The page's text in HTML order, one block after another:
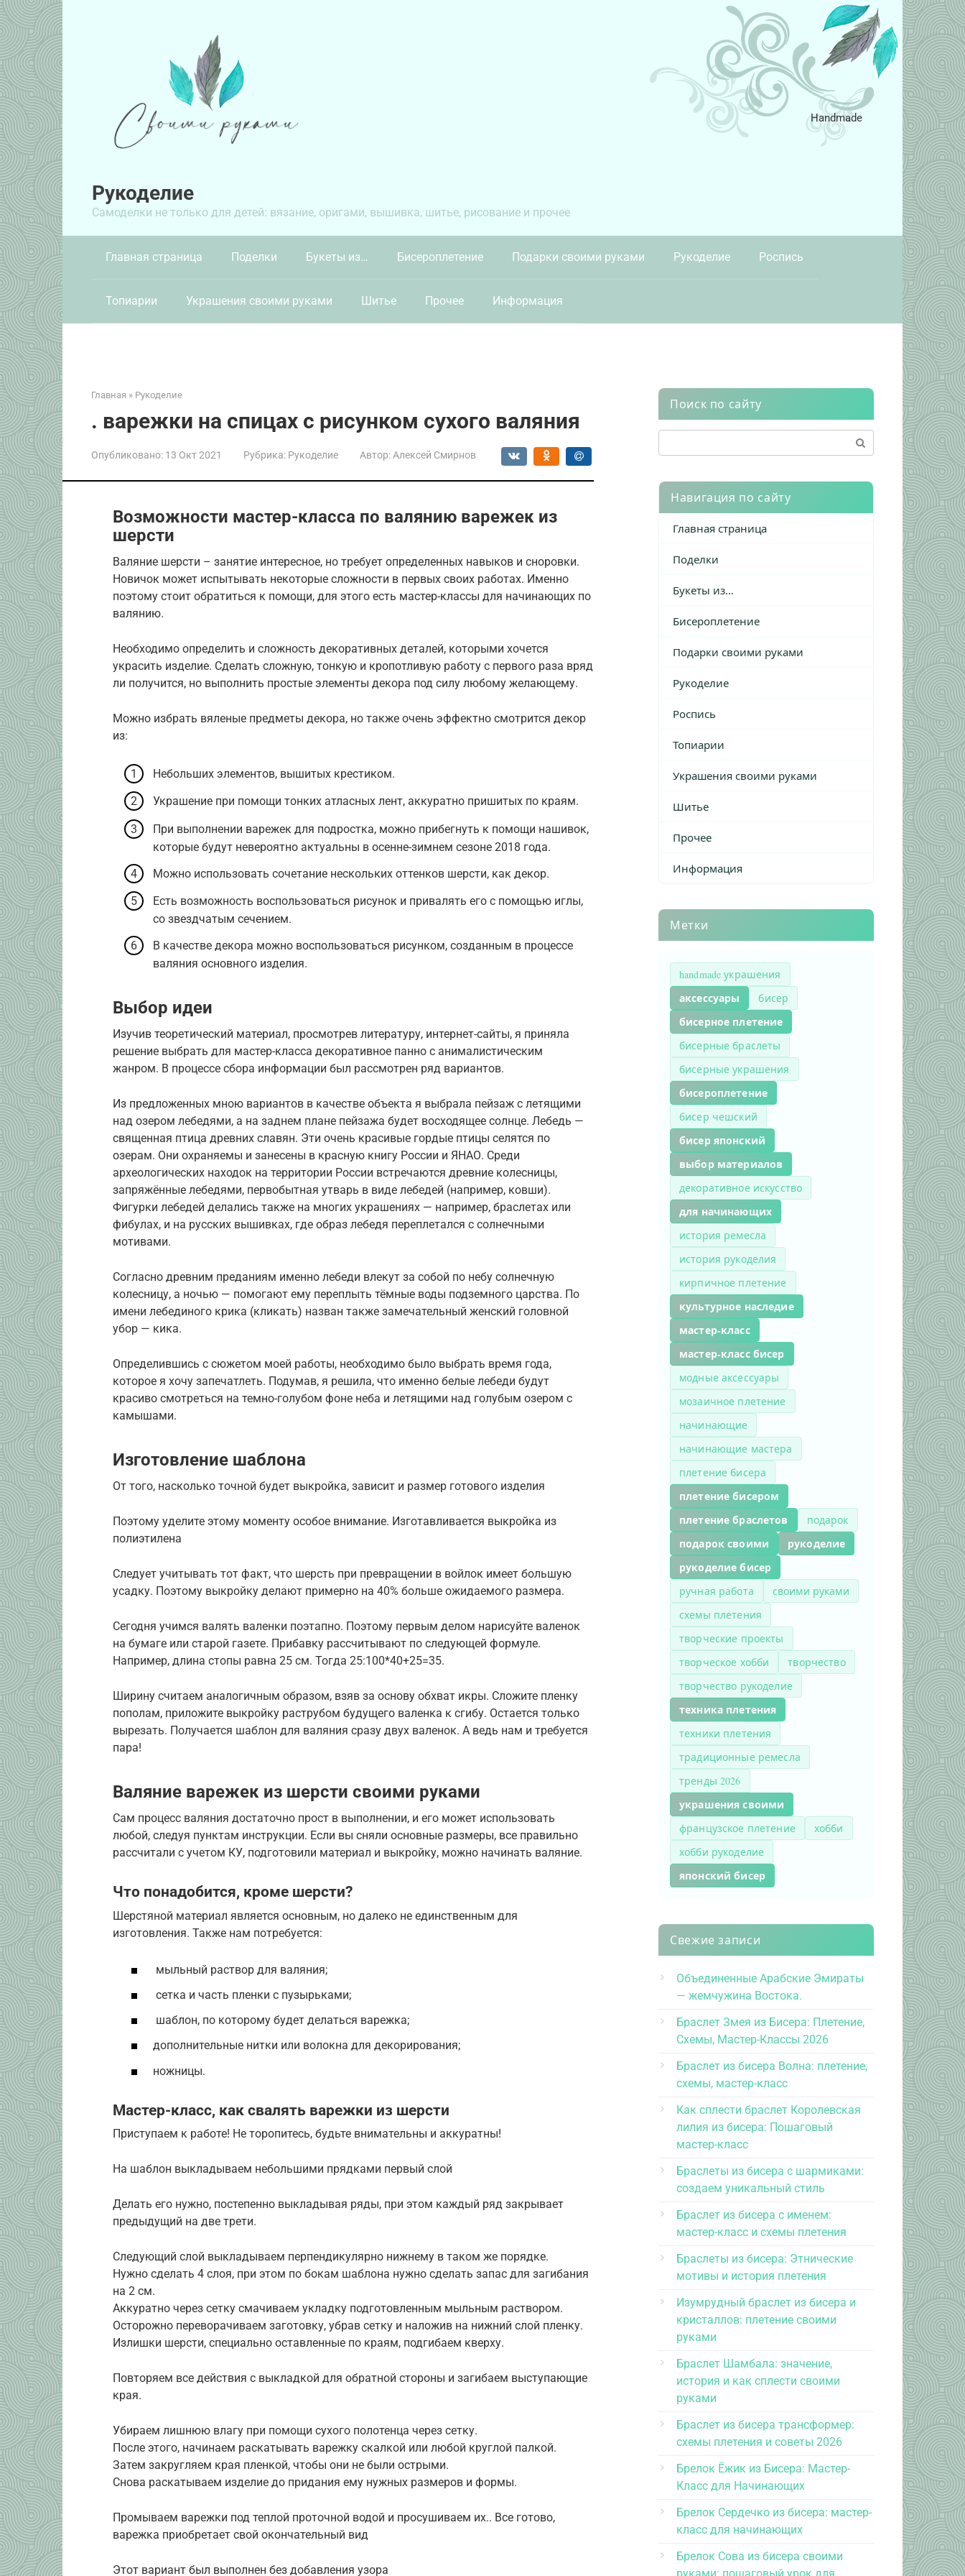
Перейти
к
контенту
Рукоделие
Самоделки не только для детей: вязание, оригами, вышивка, шитье, рисование и прочее
Handmade
Главная страница Поделки Букеты из… Бисероплетение Подарки своими руками Рукоделие Роспись
Топиарии Украшения своими руками Шитье Прочее Информация
Главная » Рукоделие
. варежки на спицах с рисунком сухого валяния
Опубликовано: 13 Окт 2021 Рубрика: Рукоделие Автор: Алексей Смирнов
Возможности мастер-класса по валянию варежек из
шерсти
Валяние шерсти – занятие интересное, но требует определенных навыков и сноровки.
Новичок может испытывать некоторые сложности в первых своих работах. Именно
поэтому стоит обратиться к помощи, для этого есть мастер-классы для начинающих по
валянию.
Необходимо определить и сложность декоративных деталей, которыми хочется
украсить изделие. Сделать сложную, тонкую и кропотливую работу с первого раза вряд
ли получится, но выполнить простые элементы декора под силу любому желающему.
Можно избрать вяленые предметы декора, но также очень эффектно смотрится декор
из:
Небольших элементов, вышитых крестиком.
Украшение при помощи тонких атласных лент, аккуратно пришитых по краям.
При выполнении варежек для подростка, можно прибегнуть к помощи нашивок,
которые будут невероятно актуальны в осенне-зимнем сезоне 2018 года.
Можно использовать сочетание нескольких оттенков шерсти, как декор.
Есть возможность воспользоваться рисунок и привалять его с помощью иглы,
со звездчатым сечением.
В качестве декора можно воспользоваться рисунком, созданным в процессе
валяния основного изделия.
Выбор идеи
Изучив теоретический материал, просмотрев литературу, интернет-сайты, я приняла
решение выбрать для мастер-класса декоративное панно с анималистическим
жанром. В процессе сбора информации был рассмотрен ряд вариантов.
Из предложенных мною вариантов в качестве объекта я выбрала пейзаж с летящими
над озером лебедями, а на заднем плане пейзажа будет восходящее солнце. Лебедь —
священная птица древних славян. Эти очень красивые гордые птицы селятся по
озерам. Они охраняемы и занесены в красную книгу России и ЯНАО. Среди
археологических находок на территории России встречаются древние колесницы,
запряжённые лебедями, первобытная утварь в виде лебедей (например, ковши).
Фигурки лебедей делались также на многих украшениях — например, браслетах или
фибулах, и на русских вышивках, где образ лебедя переплетался с солнечными
мотивами.
Согласно древним преданиям именно лебеди влекут за собой по небу солнечную
колесницу, а ночью — помогают ему переплыть тёмные воды подземного царства. По
имени лебединого крика (кликать) назван также замечательный женский головной
убор — кика.
Определившись с сюжетом моей работы, необходимо было выбрать время года,
которое я хочу запечатлеть. Подумав, я решила, что именно белые лебеди будут
красиво смотреться на темно-голубом фоне неба и летящими над голубым озером с
камышами.
Изготовление шаблона
От того, насколько точной будет выкройка, зависит и размер готового изделия
Поэтому уделите этому моменту особое внимание. Изготавливается выкройка из
полиэтилена
Следует учитывать тот факт, что шерсть при превращении в войлок имеет большую
усадку. Поэтому выкройку делают примерно на 40% больше ожидаемого размера.
Сегодня учимся валять валенки поэтапно. Поэтому первым делом нарисуйте валенок
на бумаге или старой газете. Прибавку рассчитывают по следующей формуле.
Например, длина стопы равна 25 см. Тогда 25:100*40+25=35.
Ширину считаем аналогичным образом, взяв за основу обхват икры. Сложите пленку
пополам, приложите выкройку раструбом будущего валенка к сгибу. Остается только
вырезать. Получается шаблон для валяния сразу двух валенок. А ведь нам и требуется
пара!
Валяние варежек из шерсти своими руками
Сам процесс валяния достаточно прост в выполнении, и его может использовать
любой, следуя пунктам инструкции. Если вы сняли основные размеры, все правильно
рассчитали с учетом КУ, подготовили материал и выкройку, можно начинать валяние.
Что понадобится, кроме шерсти?
Шерстяной материал является основным, но далеко не единственным для
изготовления. Также нам потребуется:
мыльный раствор для валяния;
сетка и часть пленки с пузырьками;
шаблон, по которому будет делаться варежка;
дополнительные нитки или волокна для декорирования;
ножницы.
Мастер-класс, как свалять варежки из шерсти
Приступаем к работе! Не торопитесь, будьте внимательны и аккуратны!
На шаблон выкладываем небольшими прядками первый слой
Делать его нужно, постепенно выкладывая ряды, при этом каждый ряд закрывает
предыдущий на две трети.
Следующий слой выкладываем перпендикулярно нижнему в таком же порядке.
Нужно сделать 4 слоя, при этом по бокам шаблона нужно сделать запас для загибания
на 2 см.
Аккуратно через сетку смачиваем укладку подготовленным мыльным раствором.
Осторожно переворачиваем заготовку, убрав сетку и наложив на нижний слой пленку.
Излишки шерсти, специально оставленные по краям, подгибаем кверху.
Повторяем все действия с выкладкой для обратной стороны и загибаем выступающие
края.
Убираем лишнюю влагу при помощи сухого полотенца через сетку.
После этого, начинаем раскатывать варежку скалкой или любой круглой палкой.
Затем закругляем края пленкой, чтобы они не были острыми.
Снова раскатываем изделие до придания ему нужных размеров и формы.
Промываем варежки под теплой проточной водой и просушиваем их.. Все готово,
варежка приобретает свой окончательный вид
Этот вариант был выполнен без добавления узора
Поиск по сайту
Навигация по сайту
Главная страница
Поделки
Букеты из…
Бисероплетение
Подарки своими руками
Рукоделие
Роспись
Топиарии
Украшения своими руками
Шитье
Прочее
Информация
Метки
handmade украшения
аксессуары бисер
бисерное плетение
бисерные браслеты
бисерные украшения
бисероплетение
бисер чешский
бисер японский
выбор материалов
декоративное искусство
для начинающих
история ремесла
история рукоделия
кирпичное плетение
культурное наследие
мастер-класс
мастер-класс бисер
модные аксессуары
мозаичное плетение
начинающие
начинающие мастера
плетение бисера
плетение бисером
плетение браслетов
подарок
подарок своими
рукоделие
рукоделие бисер
ручная работа
своими руками
схемы плетения
творческие проекты
творческое хобби
творчество
творчество рукоделие
техника плетения
техники плетения
традиционные ремесла
тренды 2026
украшения своими
французское плетение
хобби
хобби рукоделие
японский бисер
Свежие записи
Объединенные Арабские Эмираты
— жемчужина Востока.
Браслет Змея из Бисера: Плетение,
Схемы, Мастер-Классы 2026
Браслет из бисера Волна: плетение,
схемы, мастер-класс
Как сплести браслет Королевская
лилия из бисера: Пошаговый
мастер-класс
Браслеты из бисера с шармиками:
создаем уникальный стиль
Браслет из бисера с именем:
мастер-класс и схемы плетения
Браслеты из бисера: Этнические
мотивы и история плетения
Изумрудный браслет из бисера и
кристаллов: плетение своими
руками
Браслет Шамбала: значение,
история и как сплести своими
руками
Браслет из бисера трансформер:
схемы плетения и советы 2026
Брелок Ёжик из Бисера: Мастер-
Класс для Начинающих
Брелок Сердечко из бисера: мастер-
класс для начинающих
Брелок Сова из бисера своими